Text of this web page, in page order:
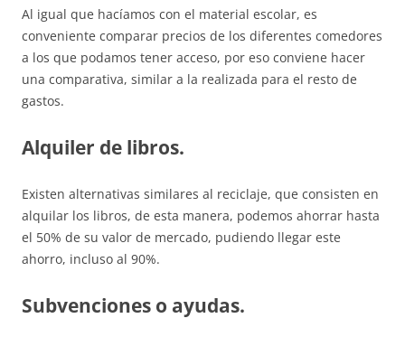
Al igual que hacíamos con el material escolar, es
conveniente comparar precios de los diferentes comedores
a los que podamos tener acceso, por eso conviene hacer
una comparativa, similar a la realizada para el resto de
gastos.
Alquiler de libros.
Existen alternativas similares al reciclaje, que consisten en
alquilar los libros, de esta manera, podemos ahorrar hasta
el 50% de su valor de mercado, pudiendo llegar este
ahorro, incluso al 90%.
Subvenciones o ayudas.